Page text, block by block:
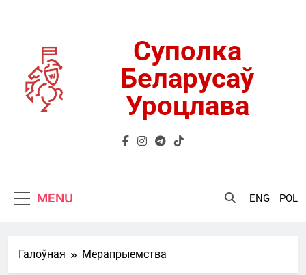
Суполка
Беларусаў
Уроцлава
ENG POL
MENU
Галоўная Мерапрыемства